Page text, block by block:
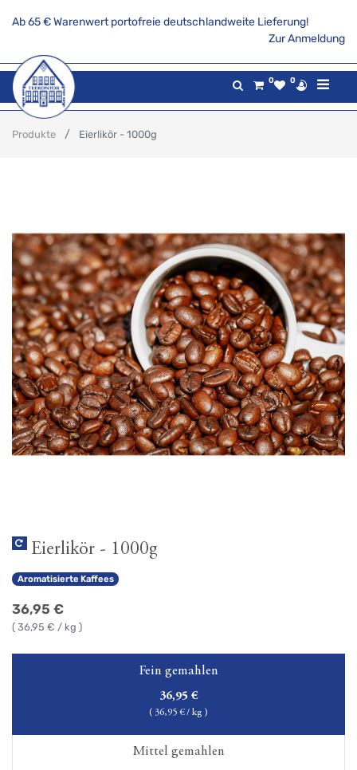
Ab 65 € Warenwert portofreie deutschlandweite Lieferung!
Zur Anmeldung
0 0
Produkte Eierlikör - 1000g
Eierlikör - 1000g
Aromatisierte Kaffees
36,95 €
( 36,95 € / kg )
Fein gemahlen
36,95 €
( 36,95 € / kg )
Mittel gemahlen